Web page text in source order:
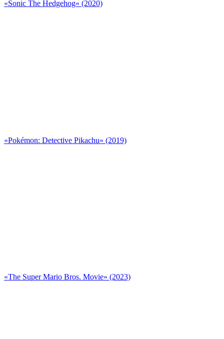
«Sonic The Hedgehog» (2020)
«Pokémon: Detective Pikachu» (2019)
«The Super Mario Bros. Movie» (2023)